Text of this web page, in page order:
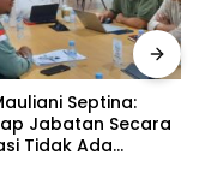
Septina:
Jabatan Secara
Tidak Ada